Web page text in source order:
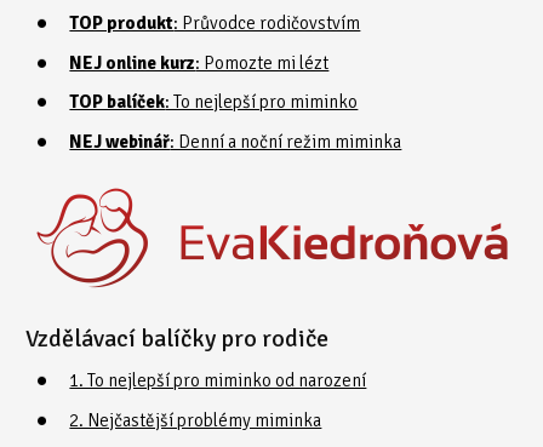
TOP produkt: Průvodce rodičovstvím
NEJ online kurz: Pomozte mi lézt
TOP balíček: To nejlepší pro miminko
NEJ webinář: Denní a noční režim miminka
Vzdělávací balíčky pro rodiče
1. To nejlepší pro miminko od narození
2. Nejčastější problémy miminka